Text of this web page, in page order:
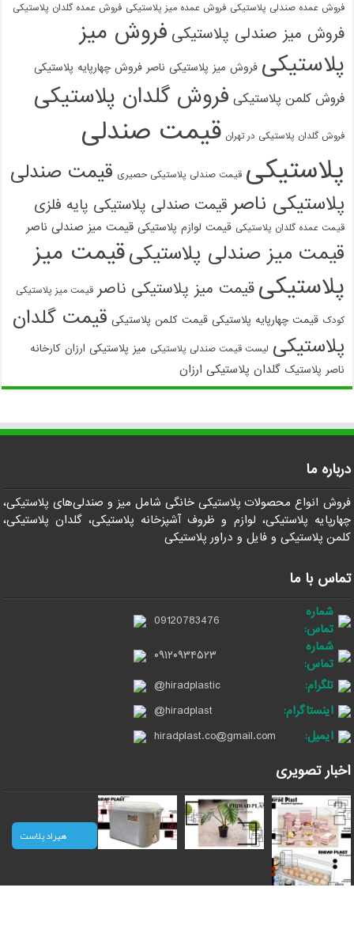
فروش عمده صندلی پلاستیکی فروش عمده میز پلاستیکی فروش عمده گلدان پلاستیکی
فروش میز صندلی پلاستیکی فروش میز
پلاستیکی فروش میز پلاستیکی ناصر فروش چهارپایه پلاستیکی
فروش کلمن پلاستیکی فروش گلدان پلاستیکی
فروش گلدان پلاستیکی در تهران قیمت صندلی
پلاستیکی قیمت صندلی پلاستیکی حصیری قیمت صندلی
پلاستیکی ناصر قیمت صندلی پلاستیکی پایه فلزی
قیمت عمده گلدان پلاستیکی قیمت لوازم پلاستیکی قیمت میز صندلی ناصر
قیمت میز صندلی پلاستیکیقیمت میز
پلاستیکی قیمت میز پلاستیکی ناصر قیمت میز پلاستیکی
کودک قیمت چهارپایه پلاستیکی قیمت کلمن پلاستیکی قیمت گلدان
پلاستیکی لیست قیمت صندلی پلاستیکی میز پلاستیکی ارزان کارخانه
ناصر پلاستیک گلدان پلاستیکی ارزان
درباره ما
فروش انواع محصولات پلاستیکی خانگی شامل میز و صندلی‌های پلاستیکی،
چهارپایه پلاستیکی، لوازم و ظروف آشپزخانه پلاستیکی، گلدان پلاستیکی،
کلمن پلاستیکی و فایل و دراور پلاستیکی
تماس با ما
شماره
تماس:
09120783476
شماره
تماس:
۰۹۱۲۰۹۳۴۵۲۳
تلگرام:
@hiradplastic
اینستاگرام:
@hiradplast
ایمیل:
hiradplast.co@gmail.com
اخبار تصویری
هیراد پلاست